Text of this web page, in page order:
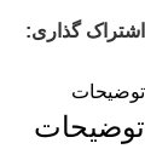
اشتراک گذاری:
توضیحات
توضیحات